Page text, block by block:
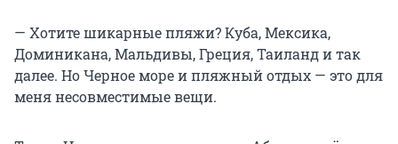
— Хотите шикарные пляжи? Куба, Мексика,
Доминикана, Мальдивы, Греция, Таиланд и так
далее. Но Черное море и пляжный отдых — это для
меня несовместимые вещи.